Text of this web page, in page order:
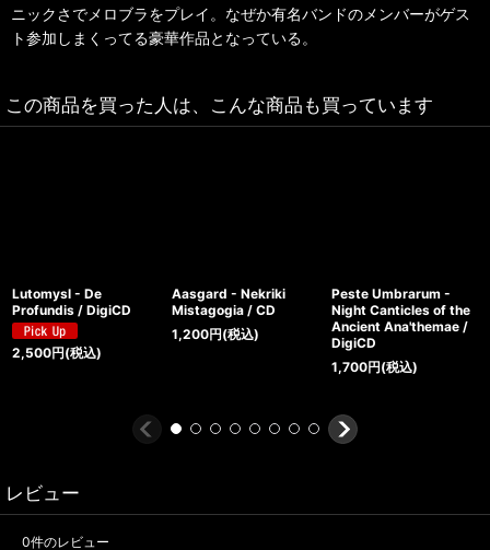
ニックさでメロブラをプレイ。なぜか有名バンドのメンバーがゲス
ト参加しまくってる豪華作品となっている。
この商品を買った人は、こんな商品も買っています
Lutomysl - De
Profundis / DigiCD
2,500円(税込)
Aasgard - Nekriki
Mistagogia / CD
1,200円(税込)
Peste Umbrarum -
Night Canticles of the
Ancient Ana'themae /
DigiCD
1,700円(税込)
レビュー
0件のレビュー